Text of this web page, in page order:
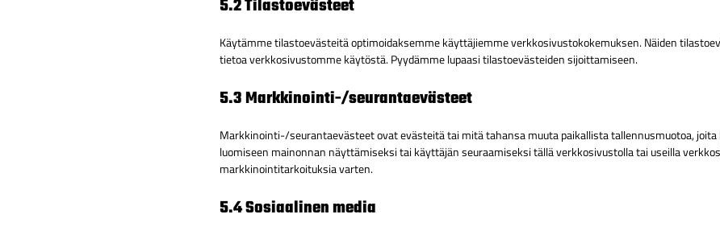
5.2 Tilastoevästeet
Käytämme tilastoevästeitä optimoidaksemme käyttäjiemme verkkosivustokokemuksen. Näiden
tietoa verkkosivustomme käytöstä. Pyydämme lupaasi tilastoevästeiden sijoittamiseen.
5.3 Markkinointi-/seurantaevästeet
Markkinointi-/seurantaevästeet ovat evästeitä tai mitä tahansa muuta paikallista tallennusmuotoa,
luomiseen mainonnan näyttämiseksi tai käyttäjän seuraamiseksi tällä verkkosivustolla tai useilla
markkinointitarkoituksia varten.
5.4 Sosiaalinen media